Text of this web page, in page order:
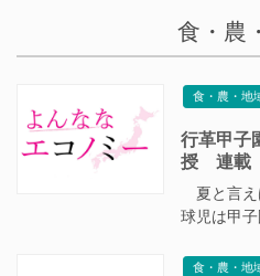
食・農
食・農・地
行革甲子
授 連載
夏と言え
球児は甲
食・農・地